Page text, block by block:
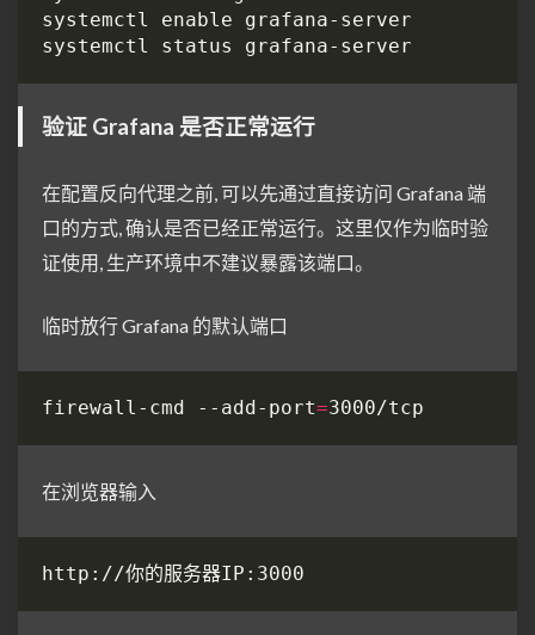
验证 Grafana 是否正常运行
在配置反向代理之前, 可以先通过直接访问 Grafana 端
口的方式, 确认是否已经正常运行。这里仅作为临时验
证使用, 生产环境中不建议暴露该端口。
临时放行 Grafana 的默认端口
firewall-cmd --add-port=
在浏览器输入